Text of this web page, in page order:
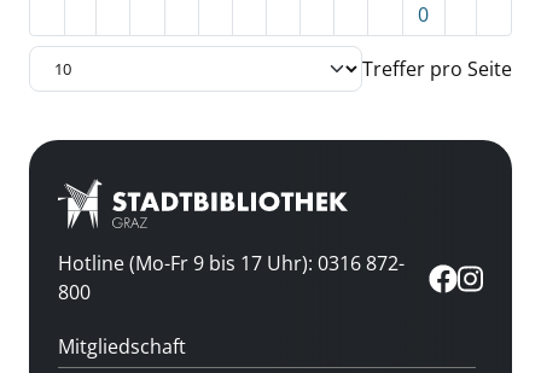
0
Treffer pro Seite
Hotline (Mo-Fr 9 bis 17 Uhr): 0316 872-
800
Mitgliedschaft